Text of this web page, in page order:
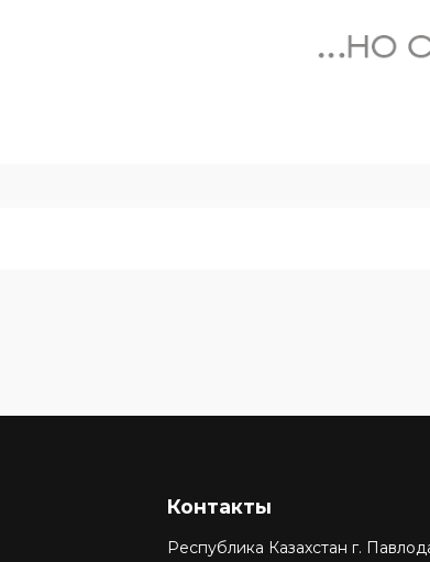
Контакты
Республика Казахстан г.